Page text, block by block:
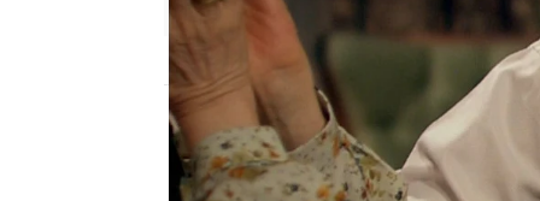
Nova
Madrid
Publicado:22 de septiembre de 2021,